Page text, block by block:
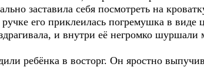
заставила себя посмотреть на
его приклеилась погремушка в
и внутри её негромко шуршали
ребёнка в восторг. Он яростно